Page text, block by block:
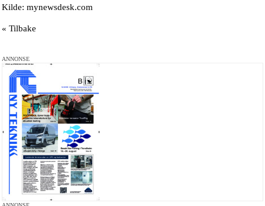
Kilde: mynewsdesk.com
« Tilbake
ANNONSE